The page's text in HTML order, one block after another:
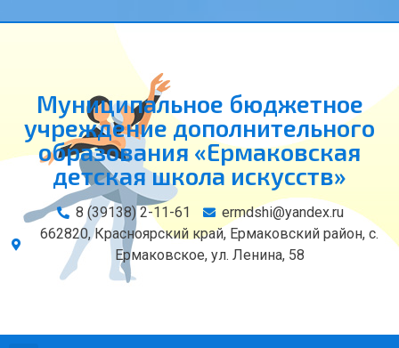
Муниципальное бюджетное
учреждение дополнительного
образования «Ермаковская
детская школа искусств»
8 (39138) 2-11-61
ermdshi@yandex.ru
662820, Красноярский край, Ермаковский район, с.
Ермаковское, ул. Ленина, 58